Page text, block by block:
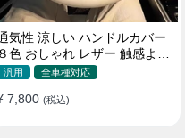
気性 涼しい ハンドルカバー
８色 おしゃれ レザー 触感よく
ンブル 落ち着いた気品
汎用 全車種対応
7,800 (税込)